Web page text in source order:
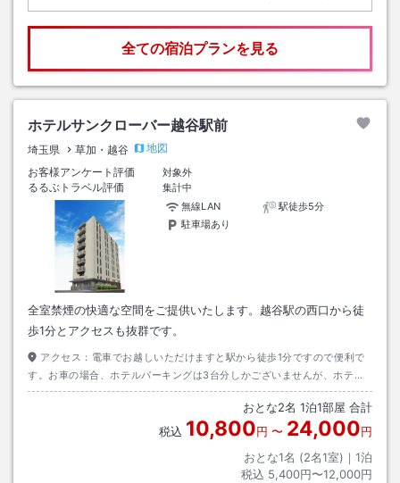
全ての宿泊プランを見る
ホテルサンクローバー越谷駅前
埼玉県 草加・越谷
地図
お客様アンケート評価
対象外
るるぶトラベル評価
集計中
無線LAN
駅徒歩5分
駐車場あり
全室禁煙の快適な空間をご提供いたします。越谷駅の西口から徒
歩1分とアクセスも抜群です。
アクセス： 電車でお越しいただけますと駅から徒歩1分ですので便利で
す。お車の場合、ホテルパーキングは3台分しかございませんが、ホテル
の周りにコインパーキングが多数ございます。
おとな2名 1泊1部屋 合計
税込 10,800円 〜 24,000円
おとな1名 (2名1室)｜ 1泊
税込 5,400円〜12,000円